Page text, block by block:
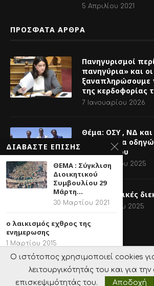
5 Απριλίου 2021
ΠΡΟΣΦΑΤΑ ΑΡΘΡΑ
Πανηγυρισμοί
πανηγύρια» και
ξαναπληρώσουμε
της κερδοφορίας
7 Ιανουαρίου 2026
Θέμα: ΟΣΥ , ΝΔ
διπλώματα
λεωφορείου
14 Νοεμβρίου 2025
Για δικαστικές
11 Νοεμβρίου 2025
@2020 - All Right Reserved. Designed
SeoMarketer
ΔΙΑΒΑΣΤΕ ΕΠΙΣΗΣ
ΘΕΜΑ : Σύγκλιση
Διοικητικού
Συμβουλίου 29
Μάρτη...
30 Μαρτίου 2021
ο λαικισμός εχθρος της
ενημερωσης
1 Μαρτίου 2015
καλή Ανάσταση!
14 Απριλίου 2025
Ο ιστότοπος χρησιμοποιεί cookies
λειτουργικότητάς του και για
επισκεψιμότητάς του.
Αποδοχή